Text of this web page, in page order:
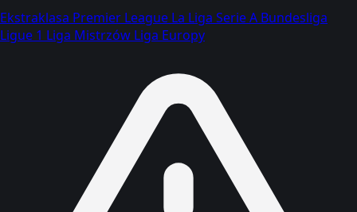
Ekstraklasa Premier League La Liga Serie A Bundesliga
Ligue 1 Liga Mistrzów Liga Europy